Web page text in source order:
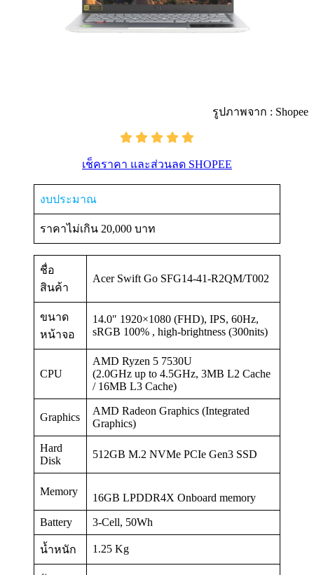
รูปภาพจาก : Shopee
เช็คราคา และส่วนลด SHOPEE
งบประมาณ
ราคาไม่เกิน 20,000 บาท
ชื่อ
สินค้า
Acer Swift Go SFG14-41-R2QM/T002
ขนาด
หน้าจอ
14.0″ 1920×1080 (FHD), IPS, 60Hz,
sRGB 100% , high-brightness (300nits)
CPU
AMD Ryzen 5 7530U
(2.0GHz up to 4.5GHz, 3MB L2 Cache
/ 16MB L3 Cache)
Graphics
AMD Radeon Graphics (Integrated
Graphics)
Hard
Disk
512GB M.2 NVMe PCIe Gen3 SSD
Memory
16GB LPDDR4X Onboard memory
Battery 3-Cell, 50Wh
น้ำหนัก 1.25 Kg